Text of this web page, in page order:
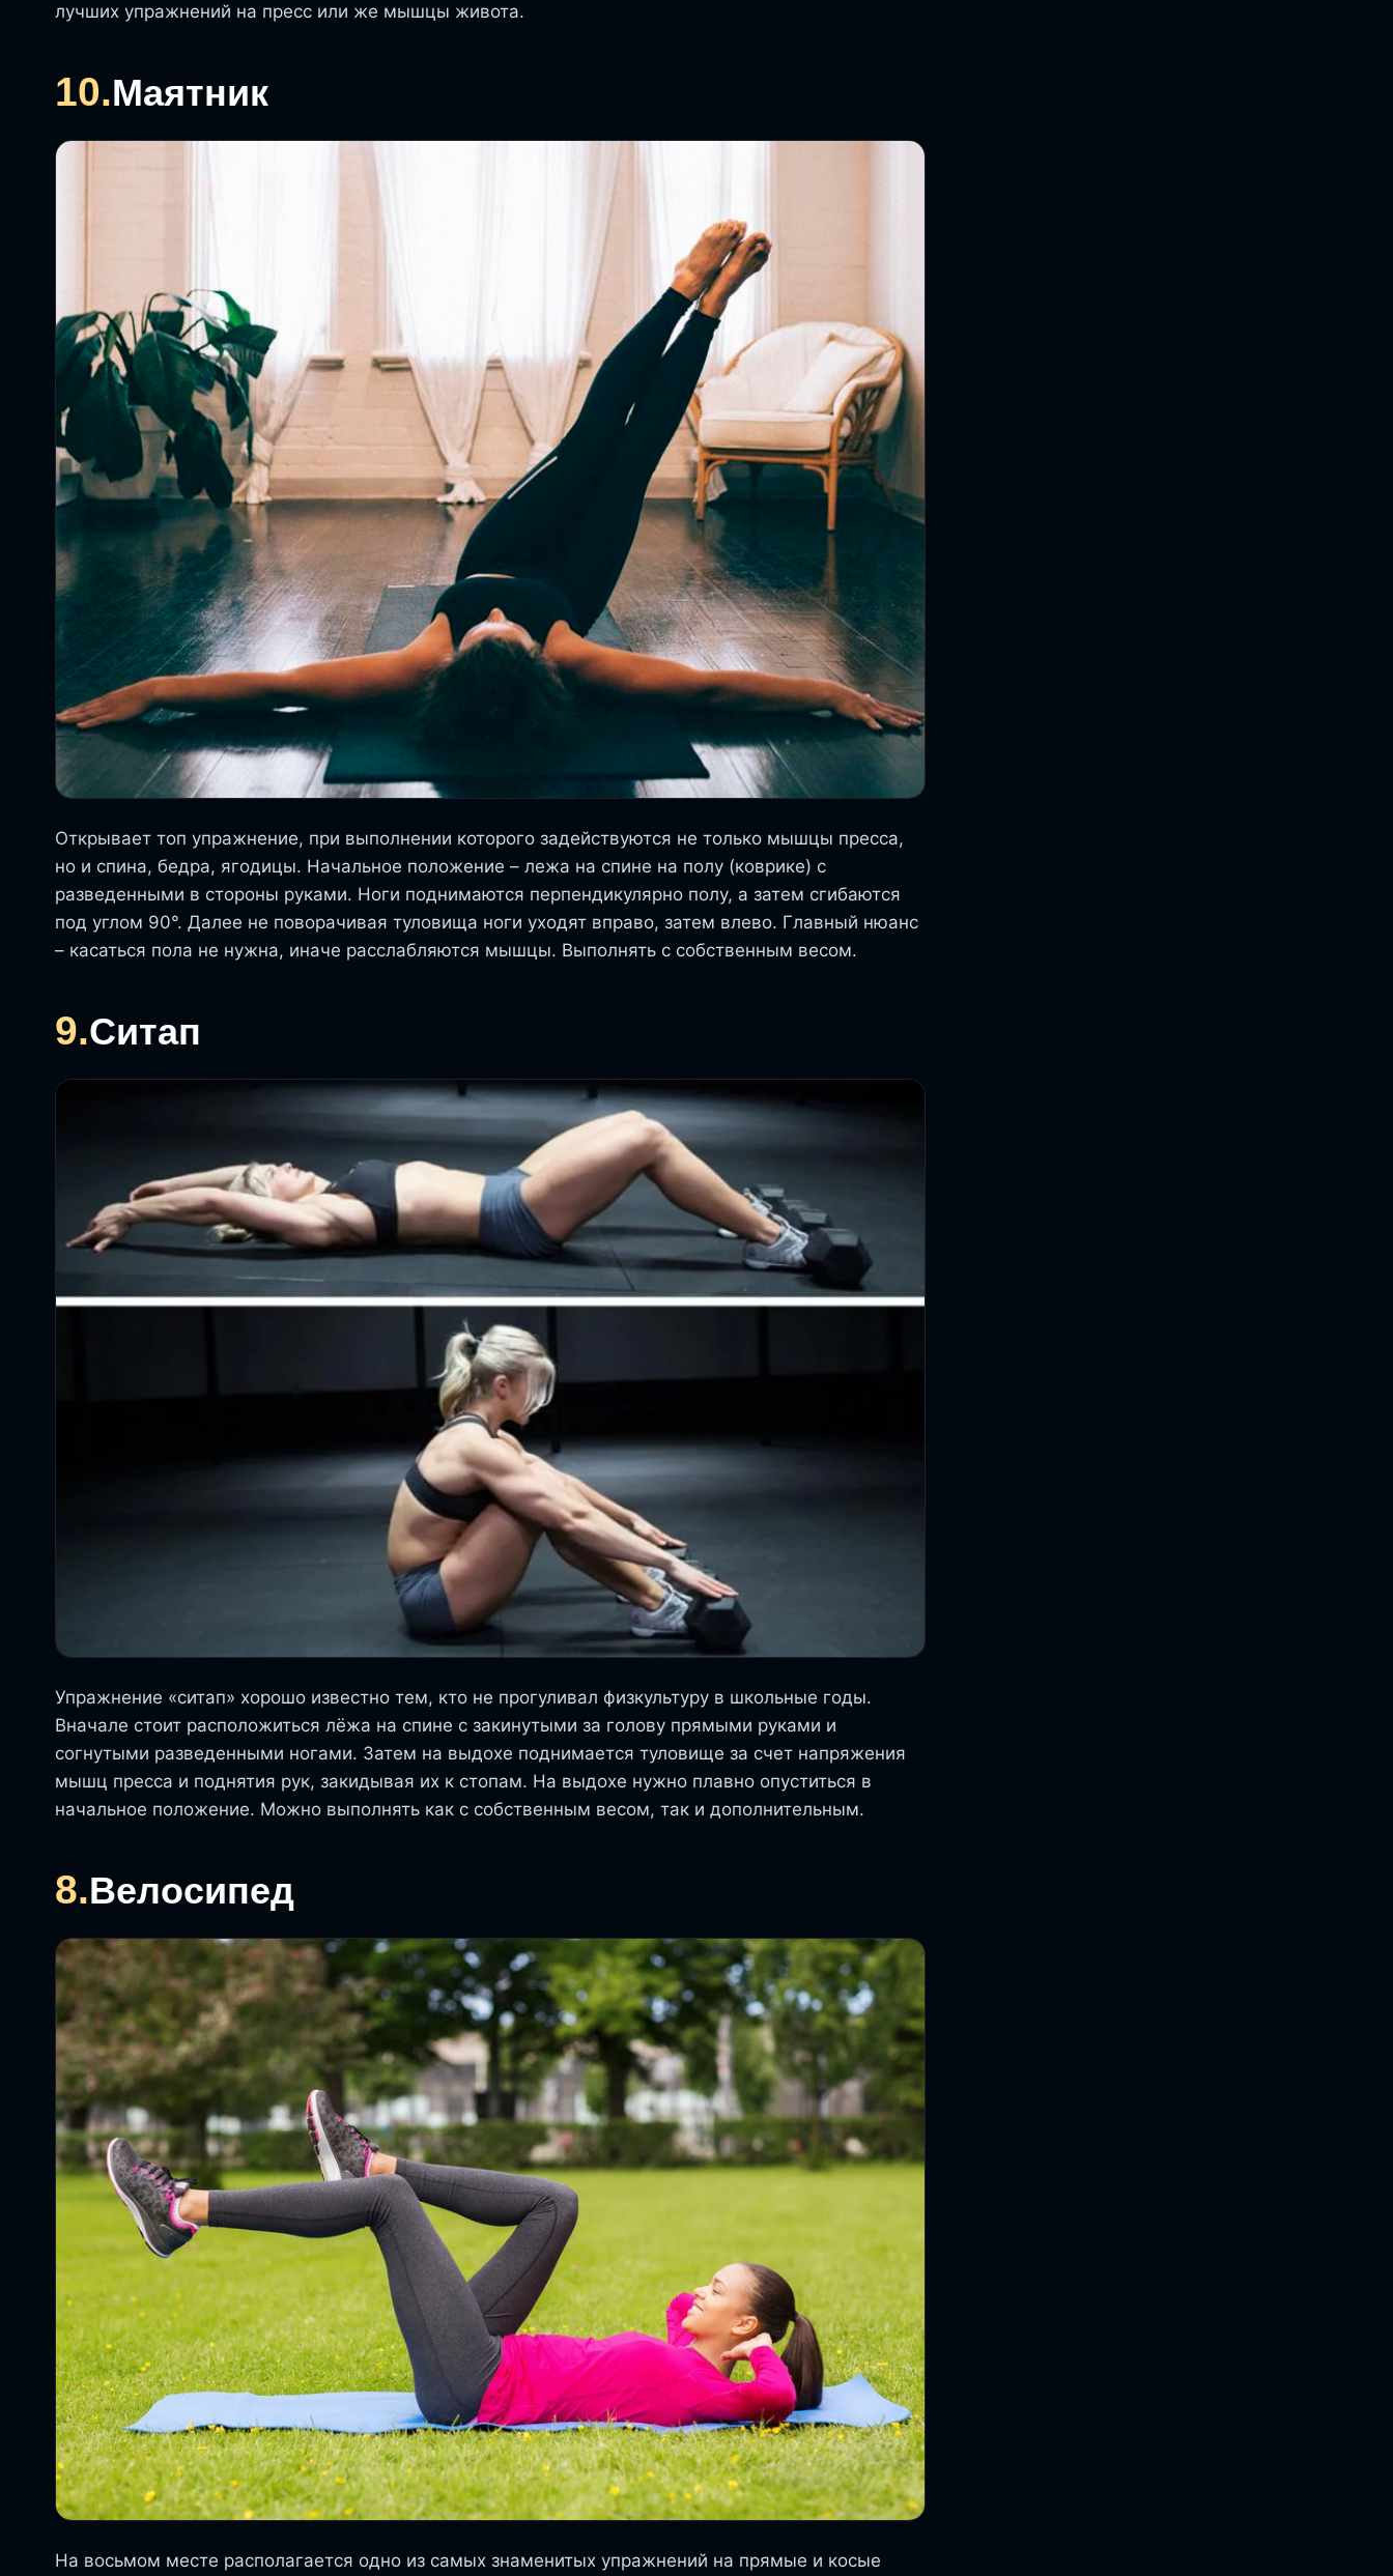
лучших упражнений на пресс или же мышцы живота.
10.Маятник
Открывает топ упражнение, при выполнении которого задействуются не только мышцы пресса,
но и спина, бедра, ягодицы. Начальное положение – лежа на спине на полу (коврике) с
разведенными в стороны руками. Ноги поднимаются перпендикулярно полу, а затем сгибаются
под углом 90°. Далее не поворачивая туловища ноги уходят вправо, затем влево. Главный нюанс
– касаться пола не нужна, иначе расслабляются мышцы. Выполнять с собственным весом.
9.Ситап
Упражнение «ситап» хорошо известно тем, кто не прогуливал физкультуру в школьные годы.
Вначале стоит расположиться лёжа на спине с закинутыми за голову прямыми руками и
согнутыми разведенными ногами. Затем на выдохе поднимается туловище за счет напряжения
мышц пресса и поднятия рук, закидывая их к стопам. На выдохе нужно плавно опуститься в
начальное положение. Можно выполнять как с собственным весом, так и дополнительным.
8.Велосипед
На восьмом месте располагается одно из самых знаменитых упражнений на прямые и косые